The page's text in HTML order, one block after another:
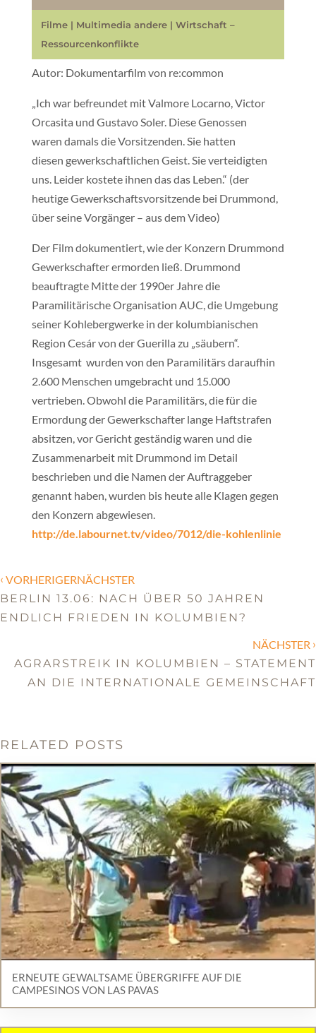
Filme| Multimedia andere| Wirtschaft –
Ressourcenkonflikte
Autor: Dokumentarfilm von re:common
„Ich war befreundet mit Valmore Locarno, Victor
Orcasita und Gustavo Soler. Diese Genossen
waren damals die Vorsitzenden. Sie hatten
diesen gewerkschaftlichen Geist. Sie verteidigten
uns. Leider kostete ihnen das das Leben.“ (der
heutige Gewerkschaftsvorsitzende bei Drummond,
über seine Vorgänger – aus dem Video)
Der Film dokumentiert, wie der Konzern Drummond
Gewerkschafter ermorden ließ. Drummond
beauftragte Mitte der 1990er Jahre die
Paramilitärische Organisation AUC, die Umgebung
seiner Kohlebergwerke in der kolumbianischen
Region Cesár von der Guerilla zu „säubern“.
Insgesamt wurden von den Paramilitärs daraufhin
2.600 Menschen umgebracht und 15.000
vertrieben. Obwohl die Paramilitärs, die für die
Ermordung der Gewerkschafter lange Haftstrafen
absitzen, vor Gericht geständig waren und die
Zusammenarbeit mit Drummond im Detail
beschrieben und die Namen der Auftraggeber
genannt haben, wurden bis heute alle Klagen gegen
den Konzern abgewiesen.
http://de.labournet.tv/video/7012/die-kohlenlinie
‹ VORHERIGERNÄCHSTER
BERLIN 13.06: NACH ÜBER 50 JAHREN
ENDLICH FRIEDEN IN KOLUMBIEN?
NÄCHSTER ›
AGRARSTREIK IN KOLUMBIEN – STATEMENT
AN DIE INTERNATIONALE GEMEINSCHAFT
RELATED POSTS
ERNEUTE GEWALTSAME ÜBERGRIFFE AUF DIE
CAMPESINOS VON LAS PAVAS